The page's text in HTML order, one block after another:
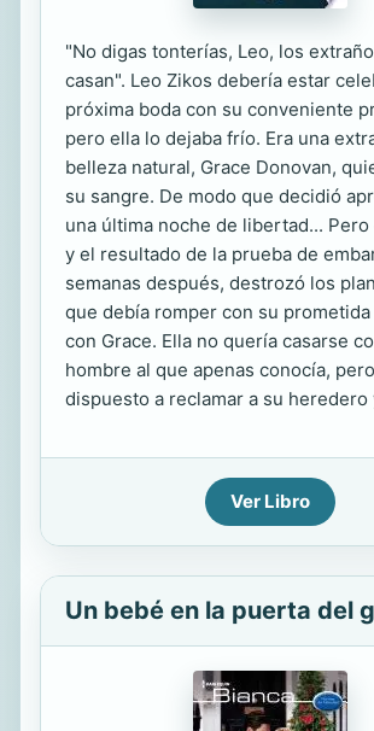
"No digas tonterías, Leo, los
casan". Leo Zikos debería estar
próxima boda con su conveniente
pero ella lo dejaba frío. Era una
belleza natural, Grace Donovan,
su sangre. De modo que decidió
una última noche de libertad... Pero
y el resultado de la prueba de
semanas después, destrozó los
que debía romper con su prometida
con Grace. Ella no quería casarse
hombre al que apenas conocía,
dispuesto a reclamar a su heredero
Ver Libro
Un bebé en la puerta del